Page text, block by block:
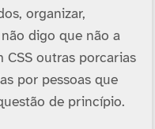
organizar,
digo que não a
CSS outras porcarias
por pessoas que
de princí­pio.